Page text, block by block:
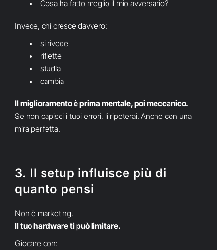
Cosa ha fatto meglio il mio avversario?
Invece, chi cresce davvero:
si rivede
riflette
studia
cambia
Il miglioramento è prima mentale, poi meccanico.
Se non capisci i tuoi errori, li ripeterai. Anche con una
mira perfetta.
3. Il setup influisce più di
quanto pensi
Non è marketing.
Il tuo hardware ti può limitare.
Giocare con: